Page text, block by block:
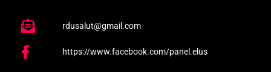
rdusalut@gmail.com
https://www.facebook.com/panel.elus